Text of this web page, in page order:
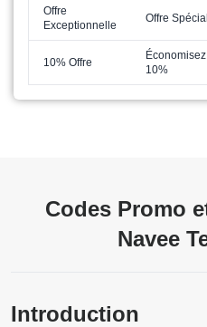
Offre
Exceptionnelle
Offre
10% Offre
10%
Codes Promo
Navee
Introduction